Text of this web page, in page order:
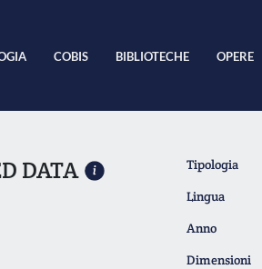
COBIS BIBLIOTECHE OPERE
DATA Tipologia
Lingua
Anno
Dimensioni